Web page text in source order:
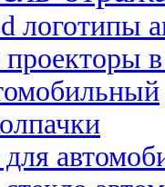
логотипы